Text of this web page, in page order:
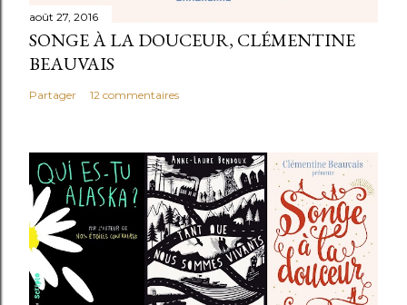
août 27, 2016
SONGE À LA DOUCEUR, CLÉMENTINE
BEAUVAIS
Partager 12 commentaires